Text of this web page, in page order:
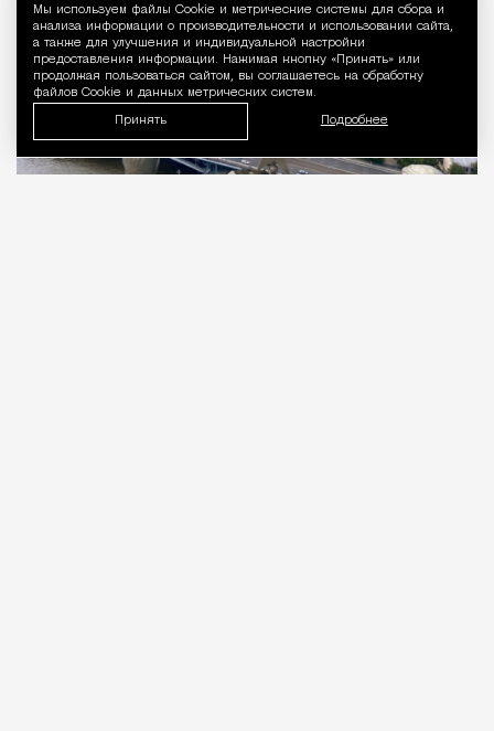
Уведомление
Мы используем файлы Сookie и метрические системы для сбора и
анализа информации о производительности и использовании сайта,
а также для улучшения и индивидуальной настройки
предоставления информации. Нажимая кнопку «Принять» или
продолжая пользоваться сайтом, вы соглашаетесь на обработку
файлов Cookie и данных метрических систем.
Принять Подробнее